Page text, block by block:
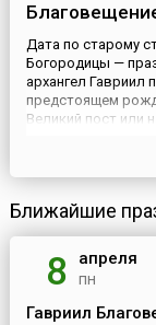
Дата по старому
Богородицы —
архангел Гавриил
предстоящем
Великий пост или
православные
Ближайшие
8 апреля
пн
Гавриил